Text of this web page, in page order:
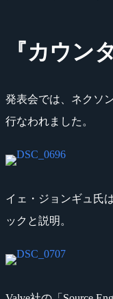
『カウン
発表会では、ネクソ
行なわれました。
イェ・ジョンギュ氏
ックと説明。